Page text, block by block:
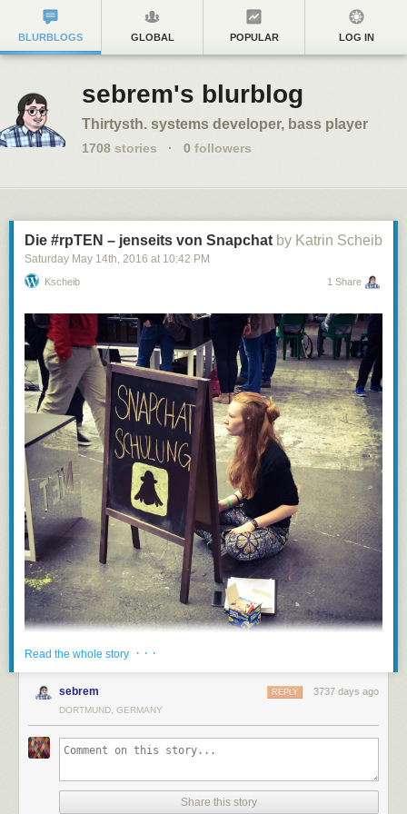
BLURBLOGS GLOBAL POPULAR LOG IN
sebrem's blurblog
Thirtysth. systems developer, bass player
1708 stories · 0 followers
Die #rpTEN – jenseits von Snapchat by Katrin Scheib
Saturday May 14th, 2016 at 10:42 PM
Kscheib 1 Share
Wozu war die zehnte
mal wieder großartig, Randall Munroe ist live genau so unterhaltsam wie
als Buch, die Verifizierungs-Arbeit von
Bundestagsabgeordnete hat einen Heidenspaß gemacht.
Read the whole story · · ·
sebrem 3737 days ago
REPLY
DORTMUND, GERMANY
Share this story